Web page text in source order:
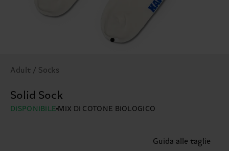
Adult / Socks
Solid Sock
DISPONIBILE MIX DI COTONE BIOLOGICO
Guida alle taglie